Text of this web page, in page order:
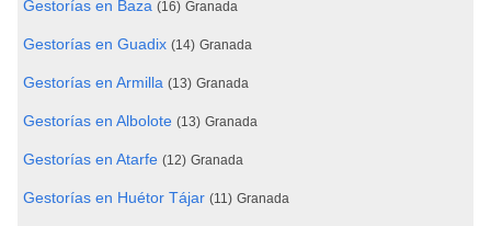
Gestorías en Baza (16) Granada
Gestorías en Guadix (14) Granada
Gestorías en Armilla (13) Granada
Gestorías en Albolote (13) Granada
Gestorías en Atarfe (12) Granada
Gestorías en Huétor Tájar (11) Granada